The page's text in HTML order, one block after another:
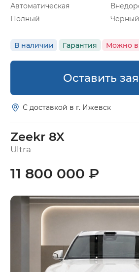
Автоматическая
Полный
Черный
В наличии Гарантия Можно в
Оставить
С доставкой в г. Ижевск
Zeekr 8X
Ultra
11 800 000 ₽